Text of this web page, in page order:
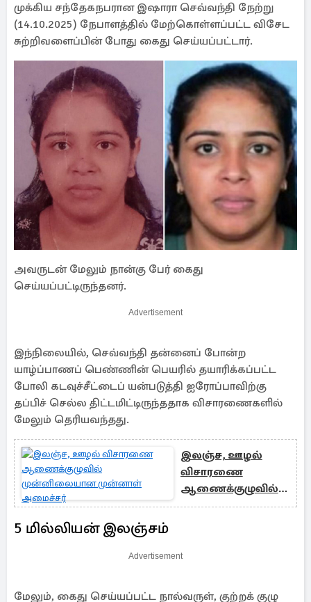
முக்கிய சந்தேகநபரான இஷாரா செவ்வந்தி நேற்று
(14.10.2025) நேபாளத்தில் மேற்கொள்ளப்பட்ட விசேட
சுற்றிவளைப்பின் போது கைது செய்யப்பட்டார்.
அவருடன் மேலும் நான்கு பேர் கைது
செய்யப்பட்டிருந்தனர்.
Advertisement
இந்நிலையில், செவ்வந்தி தன்னைப் போன்ற
யாழ்ப்பாணப் பெண்ணின் பெயரில் தயாரிக்கப்பட்ட
போலி கடவுச்சீட்டைப் யன்படுத்தி ஐரோப்பாவிற்கு
தப்பிச் செல்ல திட்டமிட்டிருந்ததாக விசாரணைகளில்
மேலும் தெரியவந்தது.
இலஞ்ச, ஊழல்
விசாரணை
ஆணைக்குழுவில்
முன்னிலையான
5 மில்லியன் இலஞ்சம்
Advertisement
மேலும், கைது செய்யப்பட்ட நால்வருள், குற்றக் குழு ​​